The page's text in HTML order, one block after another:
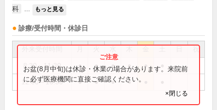
科
もっと見る
診療/受付時間・休診日
祝
8:30～11:30 ● ● ● ● ●
12:00～16:30 ● ● ● ●
お盆(8月中旬)は休診・休業の場合があります。来院前
に必ず医療機関に直接ご確認ください。
×閉じる